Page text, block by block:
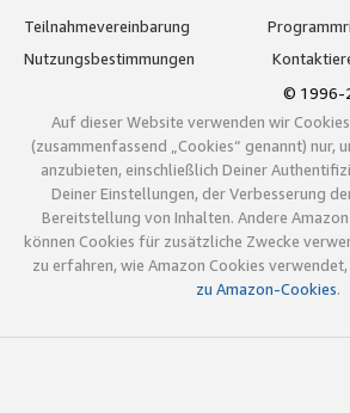
Teilnahmevereinbarung
Nutzungsbestimmungen
© 1996-
Auf dieser Website verwenden wir
(zusammenfassend „Cookies“ genannt) nur,
anzubieten, einschließlich Deiner
Deiner Einstellungen, der Verbesserung
Bereitstellung von Inhalten. Andere
können Cookies für zusätzliche Zwecke
zu erfahren, wie Amazon Cookies
zu Amazon-Cookies.